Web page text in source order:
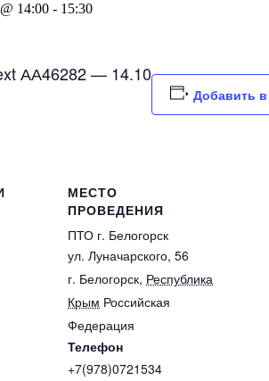
14:00 - 15:30
АА46282 — 14.10
Добавить
МЕСТО
ПРОВЕДЕНИЯ
ПТО г. Белогорск
ул. Луначарского, 56
г. Белогорск, Республика
Крым Российская
Федерация
Телефон
+7(978)0721534